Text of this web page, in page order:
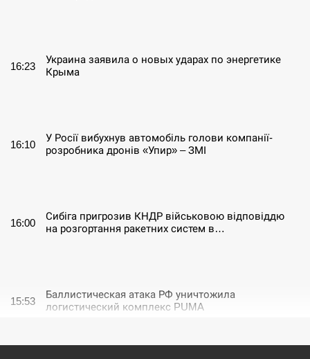
16:23
Украина заявила о новых ударах по энергетике
Крыма
16:10
У Росії вибухнув автомобіль голови компанії-
розробника дронів «Упир» – ЗМІ
16:00
Сибіга пригрозив КНДР військовою відповіддю
на розгортання ракетних систем в…
15:53
Баллистическая атака РФ уничтожила
логистический комплекс PUMA